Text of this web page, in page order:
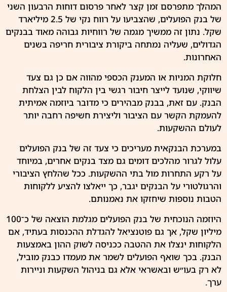
המהלך מתפרסם זמן קצר לאחר פרסום דוחות הרבעון השני
של בנק הפועלים, שהצביעו על רווח נקי של 2.5 מיליארד
שקל. נתון זה ממשיך מגמה של רווחיות גבוהה מאוד בבנקים
הגדולים, שעליה נמתחה ביקורת ציבורית חריפה בשנים
האחרונות.
חלוקת המניות או המענק הכספי מהווה אם כן גם צעד
שיווקי, שנועד לייצר חיבור רגשי בין הלקוח לבין הצלחת
הבנק. עם זאת, בבנק מבהירים כי מדובר ביוזמה אמיתית
להעמקת הקשר עם הציבור וליצירת חשיפה רחבה יותר
לעולם ההשקעות.
במערכת הבנקאית מעריכים כי צעד זה של בנק הפועלים
עלול לגרור מהלכים דומים גם מצד בנקים אחרים, במיוחד
על רקע התחרות מול בתי ההשקעות. ככל שהלחץ הציבורי
והרגולטורי על הבנקים יגבר, כך ייאלצו להציע ללקוחות
הטבות נוספות שיחזקו את נאמנותם.
היוזמה הנוכחית של בנק הפועלים מגלמת הוצאה של כ־100
מיליון שקל, אך גם פוטנציאל להגדלת ההכנסות בעתיד, אם
הלקוחות ינצלו את ההטבה ככניסה לשוק ההון באמצעות
הבנק. בכך שואף הפועלים לשמר את מעמדו כבנק מוביל,
לא רק בעו״ש ובאשראי אלא גם בניהול השקעות וניירות
ערך.